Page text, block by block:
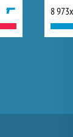
8 973x